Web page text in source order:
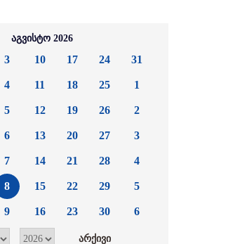
აგვისტო 2026
3
4
5
6
7
8
9
10
11
12
13
14
15
16
17
18
19
20
21
22
23
24
25
26
27
28
29
30
31
1
2
3
4
5
6